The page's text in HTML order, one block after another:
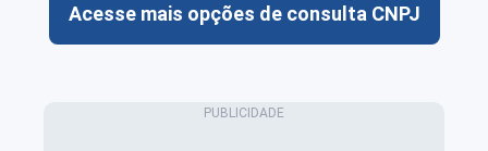
Acesse mais opções de consulta CNPJ